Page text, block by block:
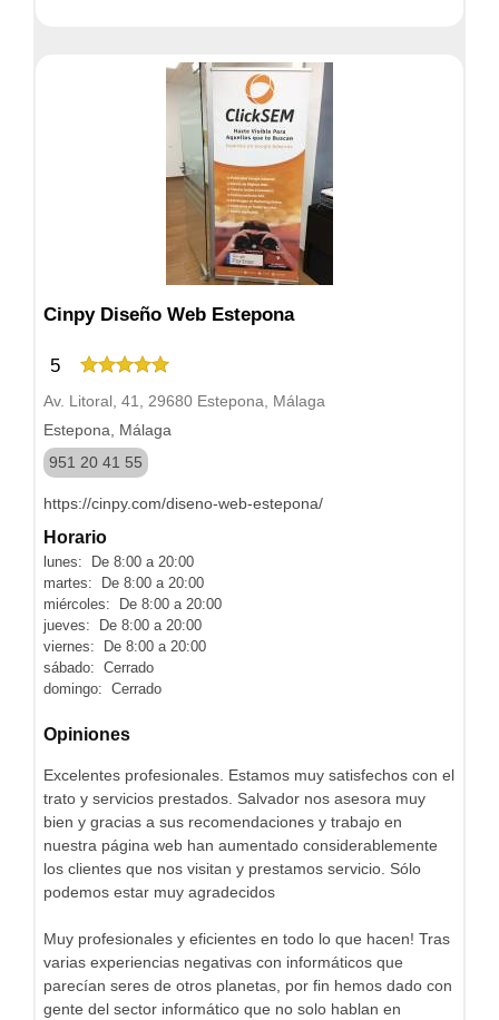
Cinpy Diseño Web Estepona
5
Av. Litoral, 41, 29680 Estepona, Málaga
Estepona, Málaga
951 20 41 55
https://cinpy.com/diseno-web-estepona/
Horario
lunes: De 8:00 a 20:00
martes: De 8:00 a 20:00
miércoles: De 8:00 a 20:00
jueves: De 8:00 a 20:00
viernes: De 8:00 a 20:00
sábado: Cerrado
domingo: Cerrado
Opiniones
Excelentes profesionales. Estamos muy satisfechos con el
trato y servicios prestados. Salvador nos asesora muy
bien y gracias a sus recomendaciones y trabajo en
nuestra página web han aumentado considerablemente
los clientes que nos visitan y prestamos servicio. Sólo
podemos estar muy agradecidos
Muy profesionales y eficientes en todo lo que hacen! Tras
varias experiencias negativas con informáticos que
parecían seres de otros planetas, por fin hemos dado con
gente del sector informático que no solo hablan en